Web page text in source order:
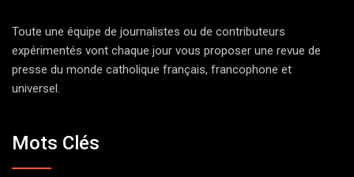
Toute une équipe de journalistes ou de contributeurs
expérimentés vont chaque jour vous proposer une revue de
presse du monde catholique français, francophone et
universel.
Mots Clés